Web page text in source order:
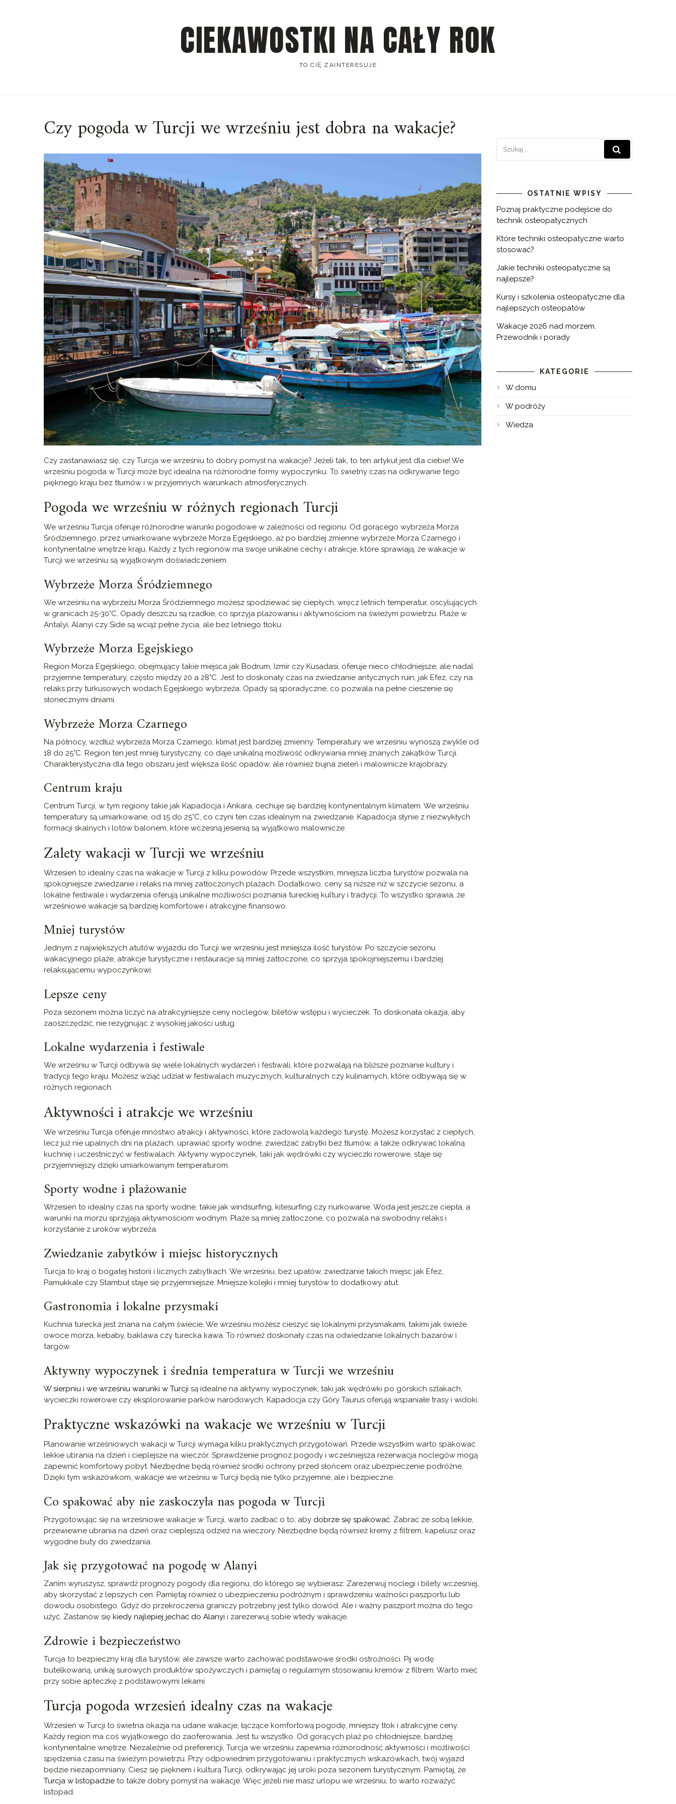
CIEKAWOSTKI NA CAŁY ROK
TO CIĘ ZAINTERESUJE
Czy pogoda w Turcji we wrześniu jest dobra na wakacje?
Czy zastanawiasz się, czy Turcja we wrześniu to dobry pomysł na wakacje? Jeżeli tak, to ten artykuł jest dla ciebie! We
wrześniu pogoda w Turcji może być idealna na różnorodne formy wypoczynku. To świetny czas na odkrywanie tego
pięknego kraju bez tłumów i w przyjemnych warunkach atmosferycznych.
Pogoda we wrześniu w różnych regionach Turcji
We wrześniu Turcja oferuje różnorodne warunki pogodowe w zależności od regionu. Od gorącego wybrzeża Morza
Śródziemnego, przez umiarkowane wybrzeże Morza Egejskiego, aż po bardziej zmienne wybrzeże Morza Czarnego i
kontynentalne wnętrze kraju. Każdy z tych regionów ma swoje unikalne cechy i atrakcje, które sprawiają, że wakacje w
Turcji we wrześniu są wyjątkowym doświadczeniem.
Wybrzeże Morza Śródziemnego
We wrześniu na wybrzeżu Morza Śródziemnego możesz spodziewać się ciepłych, wręcz letnich temperatur, oscylujących
w granicach 25-30°C. Opady deszczu są rzadkie, co sprzyja plażowaniu i aktywnościom na świeżym powietrzu. Plaże w
Antalyi, Alanyi czy Side są wciąż pełne życia, ale bez letniego tłoku.
Wybrzeże Morza Egejskiego
Region Morza Egejskiego, obejmujący takie miejsca jak Bodrum, Izmir czy Kusadasi, oferuje nieco chłodniejsze, ale nadal
przyjemne temperatury, często między 20 a 28°C. Jest to doskonały czas na zwiedzanie antycznych ruin, jak Efez, czy na
relaks przy turkusowych wodach Egejskiego wybrzeża. Opady są sporadyczne, co pozwala na pełne cieszenie się
słonecznymi dniami.
Wybrzeże Morza Czarnego
Na północy, wzdłuż wybrzeża Morza Czarnego, klimat jest bardziej zmienny. Temperatury we wrześniu wynoszą zwykle od
18 do 25°C. Region ten jest mniej turystyczny, co daje unikalną możliwość odkrywania mniej znanych zakątków Turcji.
Charakterystyczna dla tego obszaru jest większa ilość opadów, ale również bujna zieleń i malownicze krajobrazy.
Centrum kraju
Centrum Turcji, w tym regiony takie jak Kapadocja i Ankara, cechuje się bardziej kontynentalnym klimatem. We wrześniu
temperatury są umiarkowane, od 15 do 25°C, co czyni ten czas idealnym na zwiedzanie. Kapadocja słynie z niezwykłych
formacji skalnych i lotów balonem, które wczesną jesienią są wyjątkowo malownicze.
Zalety wakacji w Turcji we wrześniu
Wrzesień to idealny czas na wakacje w Turcji z kilku powodów. Przede wszystkim, mniejsza liczba turystów pozwala na
spokojniejsze zwiedzanie i relaks na mniej zatłoczonych plażach. Dodatkowo, ceny są niższe niż w szczycie sezonu, a
lokalne festiwale i wydarzenia oferują unikalne możliwości poznania tureckiej kultury i tradycji. To wszystko sprawia, że
wrześniowe wakacje są bardziej komfortowe i atrakcyjne finansowo.
Mniej turystów
Jednym z największych atutów wyjazdu do Turcji we wrześniu jest mniejsza ilość turystów. Po szczycie sezonu
wakacyjnego plaże, atrakcje turystyczne i restauracje są mniej zatłoczone, co sprzyja spokojniejszemu i bardziej
relaksującemu wypoczynkowi.
Lepsze ceny
Poza sezonem można liczyć na atrakcyjniejsze ceny noclegów, biletów wstępu i wycieczek. To doskonała okazja, aby
zaoszczędzić, nie rezygnując z wysokiej jakości usług.
Lokalne wydarzenia i festiwale
We wrześniu w Turcji odbywa się wiele lokalnych wydarzeń i festiwali, które pozwalają na bliższe poznanie kultury i
tradycji tego kraju. Możesz wziąć udział w festiwalach muzycznych, kulturalnych czy kulinarnych, które odbywają się w
różnych regionach.
Aktywności i atrakcje we wrześniu
We wrześniu Turcja oferuje mnóstwo atrakcji i aktywności, które zadowolą każdego turystę. Możesz korzystać z ciepłych,
lecz już nie upalnych dni na plażach, uprawiać sporty wodne, zwiedzać zabytki bez tłumów, a także odkrywać lokalną
kuchnię i uczestniczyć w festiwalach. Aktywny wypoczynek, taki jak wędrówki czy wycieczki rowerowe, staje się
przyjemniejszy dzięki umiarkowanym temperaturom.
Sporty wodne i plażowanie
Wrzesień to idealny czas na sporty wodne, takie jak windsurfing, kitesurfing czy nurkowanie. Woda jest jeszcze ciepła, a
warunki na morzu sprzyjają aktywnościom wodnym. Plaże są mniej zatłoczone, co pozwala na swobodny relaks i
korzystanie z uroków wybrzeża.
Zwiedzanie zabytków i miejsc historycznych
Turcja to kraj o bogatej historii i licznych zabytkach. We wrześniu, bez upałów, zwiedzanie takich miejsc jak Efez,
Pamukkale czy Stambuł staje się przyjemniejsze. Mniejsze kolejki i mniej turystów to dodatkowy atut.
Gastronomia i lokalne przysmaki
Kuchnia turecka jest znana na całym świecie. We wrześniu możesz cieszyć się lokalnymi przysmakami, takimi jak świeże
owoce morza, kebaby, baklawa czy turecka kawa. To również doskonały czas na odwiedzanie lokalnych bazarów i
targów.
Aktywny wypoczynek i średnia temperatura w Turcji we wrześniu
W sierpniu i we wrześniu warunki w Turcji są idealne na aktywny wypoczynek, taki jak wędrówki po górskich szlakach,
wycieczki rowerowe czy eksplorowanie parków narodowych. Kapadocja czy Góry Taurus oferują wspaniałe trasy i widoki.
Praktyczne wskazówki na wakacje we wrześniu w Turcji
Planowanie wrześniowych wakacji w Turcji wymaga kilku praktycznych przygotowań. Przede wszystkim warto spakować
lekkie ubrania na dzień i cieplejsze na wieczór. Sprawdzenie prognoz pogody i wcześniejsza rezerwacja noclegów mogą
zapewnić komfortowy pobyt. Niezbędne będą również środki ochrony przed słońcem oraz ubezpieczenie podróżne.
Dzięki tym wskazówkom, wakacje we wrześniu w Turcji będą nie tylko przyjemne, ale i bezpieczne.
Co spakować aby nie zaskoczyła nas pogoda w Turcji
Przygotowując się na wrześniowe wakacje w Turcji, warto zadbać o to, aby dobrze się spakować. Zabrać ze sobą lekkie,
przewiewne ubrania na dzień oraz cieplejszą odzież na wieczory. Niezbędne będą również kremy z filtrem, kapelusz oraz
wygodne buty do zwiedzania.
Jak się przygotować na pogodę w Alanyi
Zanim wyruszysz, sprawdź prognozy pogody dla regionu, do którego się wybierasz. Zarezerwuj noclegi i bilety wcześniej,
aby skorzystać z lepszych cen. Pamiętaj również o ubezpieczeniu podróżnym i sprawdzeniu ważności paszportu lub
dowodu osobistego. Gdyż do przekroczenia graniczy potrzebny jest tylko dowód. Ale i ważny paszport można do tego
użyć. Zastanów się kiedy najlepiej jechać do Alanyi i zarezerwuj sobie wtedy wakacje.
Zdrowie i bezpieczeństwo
Turcja to bezpieczny kraj dla turystów, ale zawsze warto zachować podstawowe środki ostrożności. Pij wodę
butelkowaną, unikaj surowych produktów spożywczych i pamiętaj o regularnym stosowaniu kremów z filtrem. Warto mieć
przy sobie apteczkę z podstawowymi lekami.
Turcja pogoda wrzesień idealny czas na wakacje
Wrzesień w Turcji to świetna okazja na udane wakacje, łączące komfortową pogodę, mniejszy tłok i atrakcyjne ceny.
Każdy region ma coś wyjątkowego do zaoferowania. Jest tu wszystko. Od gorących plaż po chłodniejsze, bardziej
kontynentalne wnętrze. Niezależnie od preferencji, Turcja we wrześniu zapewnia różnorodność aktywności i możliwości
spędzenia czasu na świeżym powietrzu. Przy odpowiednim przygotowaniu i praktycznych wskazówkach, twój wyjazd
będzie niezapomniany. Ciesz się pięknem i kulturą Turcji, odkrywając jej uroki poza sezonem turystycznym. Pamiętaj, że
Turcja w listopadzie to także dobry pomysł na wakacje. Więc jeżeli nie masz urlopu we wrześniu, to warto rozważyć
listopad.
OSTATNIE WPISY
Poznaj praktyczne podejście do
technik osteopatycznych
Które techniki osteopatyczne warto
stosować?
Jakie techniki osteopatyczne są
najlepsze?
Kursy i szkolenia osteopatyczne dla
najlepszych osteopatów
Wakacje 2026 nad morzem.
Przewodnik i porady
KATEGORIE
W domu
W podróży
Wiedza